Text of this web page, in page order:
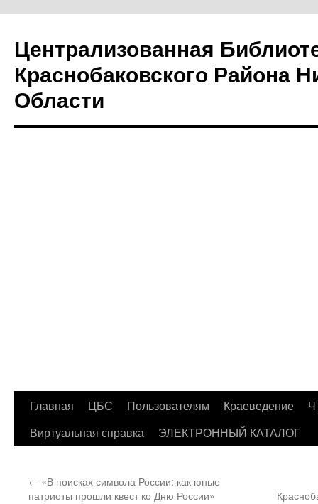
Централизованная
Краснобаковского Района
Области
Перейти
Главная ЦБС Пользователям Краеведение
Виртуальная справка
ЭЛЕКТРОННЫЙ КАТАЛОГ
← «В поисках символа России: как юные
патриоты прошли квест ко Дню России»